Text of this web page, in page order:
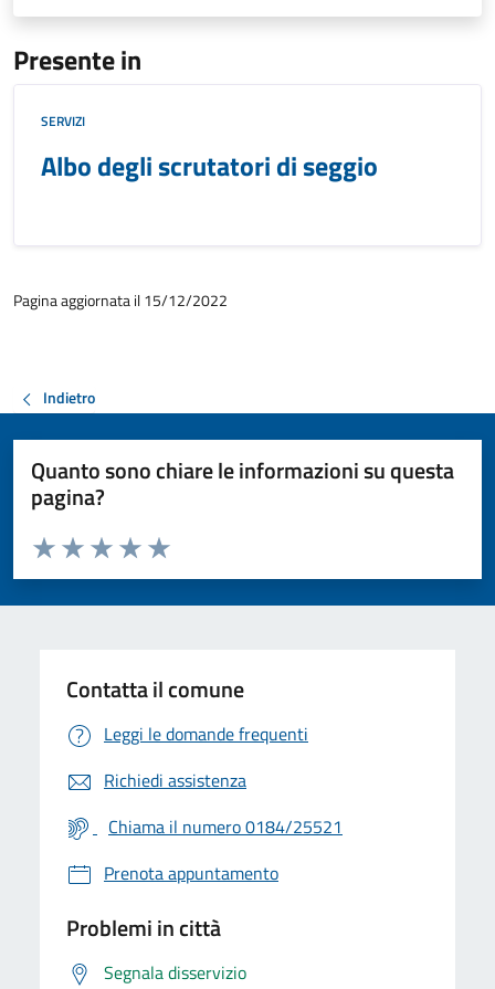
Presente in
SERVIZI
Albo degli scrutatori di seggio
Pagina aggiornata il 15/12/2022
Indietro
Quanto sono chiare le informazioni su questa
pagina?
Valuta da 1 a 5 stelle la pagina
Valuta 5 stelle su 5
Valuta 4 stelle su 5
Valuta 3 stelle su 5
Valuta 2 stelle su 5
Valuta 1 stelle su 5
Contatta il comune
Leggi le domande frequenti
Richiedi assistenza
Chiama il numero 0184/25521
Prenota appuntamento
Problemi in città
Segnala disservizio